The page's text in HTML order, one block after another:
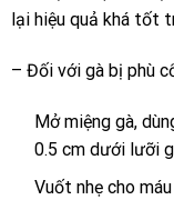
lại hiệu quả khá tốt
– Đối với gà bị phù
Mở miệng gà,
0.5 cm dưới lưỡi
Vuốt nhẹ cho